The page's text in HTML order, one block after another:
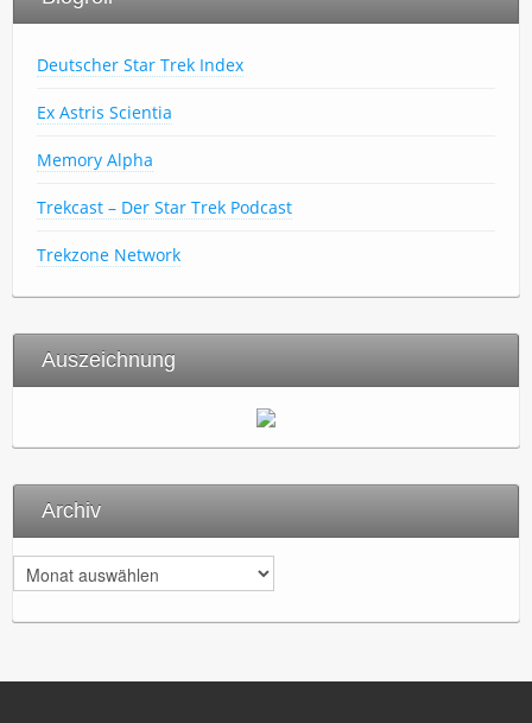
Deutscher Star Trek Index
Ex Astris Scientia
Memory Alpha
Trekcast – Der Star Trek Podcast
Trekzone Network
Auszeichnung
Archiv
r
v